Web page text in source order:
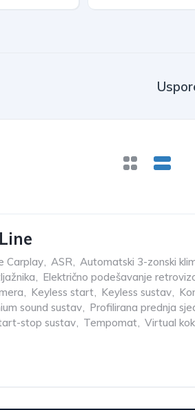
Carplay, ASR, Automatski 3-zonski
, Električno podešavanje
, Keyless start, Keyless sustav,
sound sustav, Profilirana prednja
stop sustav, Tempomat, Virtual